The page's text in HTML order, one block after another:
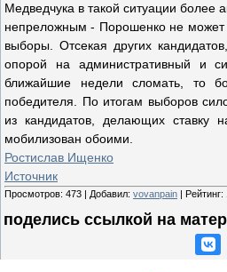
Медведчука в такой ситуации более
непреложным - Порошенко не может
выборы. Отсекая других
опорой на административный и
ближайшие недели сломать, то
победителя. По итогам выборов
из кандидатов, делающих ставку
мобилизован обоими.
Ростислав Ищенко
Источник
Просмотров: 473 | Добавил: vovanpain | Рейтинг:
поделись ссылкой на